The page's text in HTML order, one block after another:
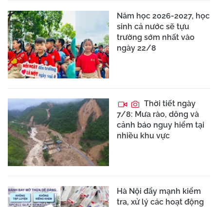
Năm học 2026-2027, học
sinh cả nước sẽ tựu
trường sớm nhất vào
ngày 22/8
Thời tiết ngày
7/8: Mưa rào, dông và
cảnh báo nguy hiểm tại
nhiều khu vực
Hà Nội đẩy mạnh kiểm
tra, xử lý các hoạt động